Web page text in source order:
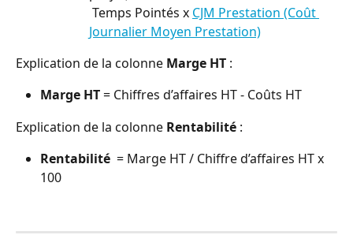
Temps Pointés x CJM Prestation (Coût
Journalier Moyen Prestation)
Explication de la colonne Marge HT :
Marge HT = Chiffres d’affaires HT - Coûts HT
Explication de la colonne Rentabilité :
Rentabilité = Marge HT / Chiffre d’affaires HT x
100